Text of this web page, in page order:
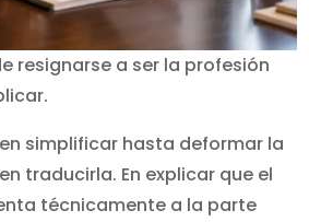
resignarse a ser la profesión
simplificar hasta deformar la
traducirla. En explicar que el
técnicamente a la parte